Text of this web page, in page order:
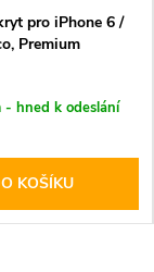
pro iPhone 6 /
Premium
- hned k odeslání
KOŠÍKU